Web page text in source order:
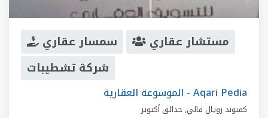
سمسار عقاري
مستشار عقاري
شركة تشطيبات
الموسوعة العقارية - Aqari Pedia
كمبوند رويال فالي, حدائق أكتوبر